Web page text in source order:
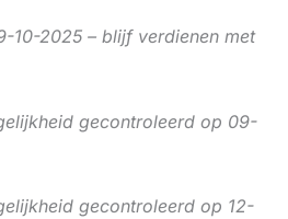
10-2025 – blijf verdienen met
gecontroleerd op 09-
gecontroleerd op 12-